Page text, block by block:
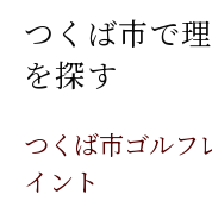
つくば市で
を探す
つくば市ゴルフ
イント